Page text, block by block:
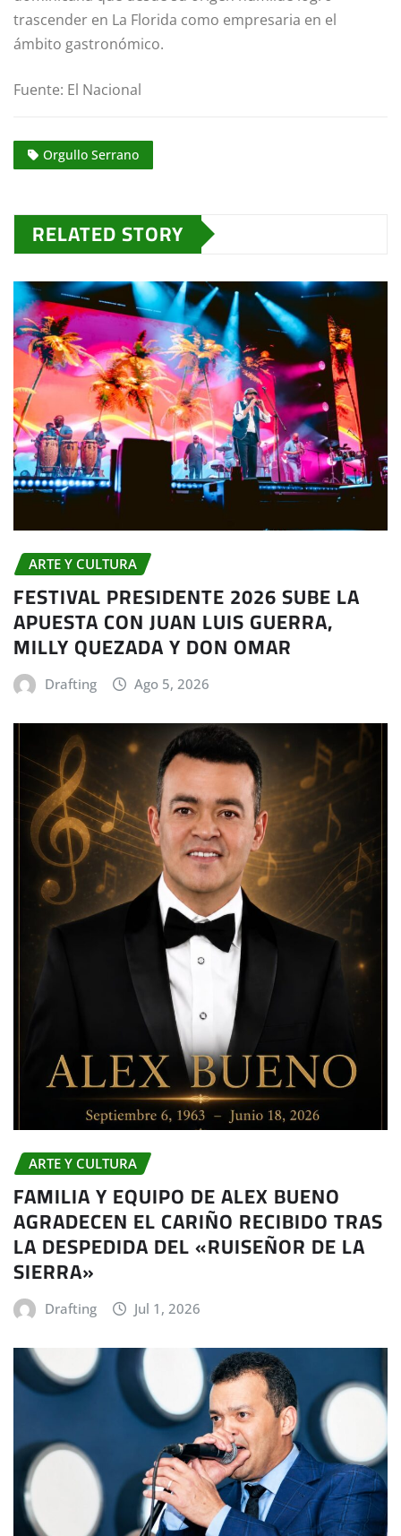
trascender en La Florida como empresaria en el
ámbito gastronómico.
Fuente: El Nacional
Orgullo Serrano
RELATED STORY
ARTE Y CULTURA
FESTIVAL PRESIDENTE 2026 SUBE LA
APUESTA CON JUAN LUIS GUERRA,
MILLY QUEZADA Y DON OMAR
Drafting Ago 5, 2026
ARTE Y CULTURA
FAMILIA Y EQUIPO DE ALEX BUENO
AGRADECEN EL CARIÑO RECIBIDO TRAS
LA DESPEDIDA DEL «RUISEÑOR DE LA
SIERRA»
Drafting Jul 1, 2026